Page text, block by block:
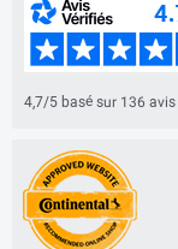
4,7/5 basé sur 136 avis